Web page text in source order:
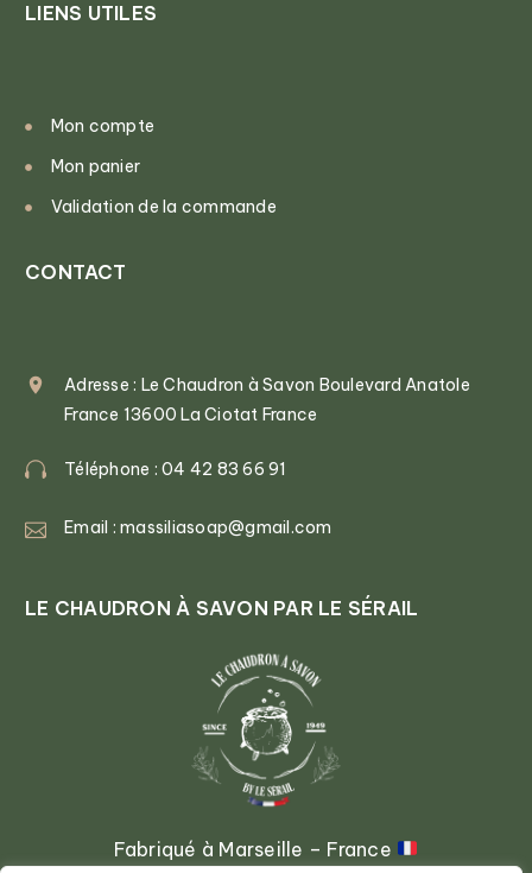
LIENS UTILES
Mon compte
Mon panier
Validation de la commande
CONTACT
Adresse : Le Chaudron à Savon Boulevard Anatole
France 13600 La Ciotat France
Téléphone : 04 42 83 66 91
Email : massiliasoap@gmail.com
LE CHAUDRON À SAVON PAR LE SÉRAIL
Fabriqué à Marseille – France